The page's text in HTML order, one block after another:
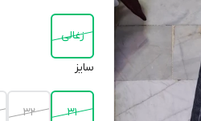
زغالی
سایز
31
32